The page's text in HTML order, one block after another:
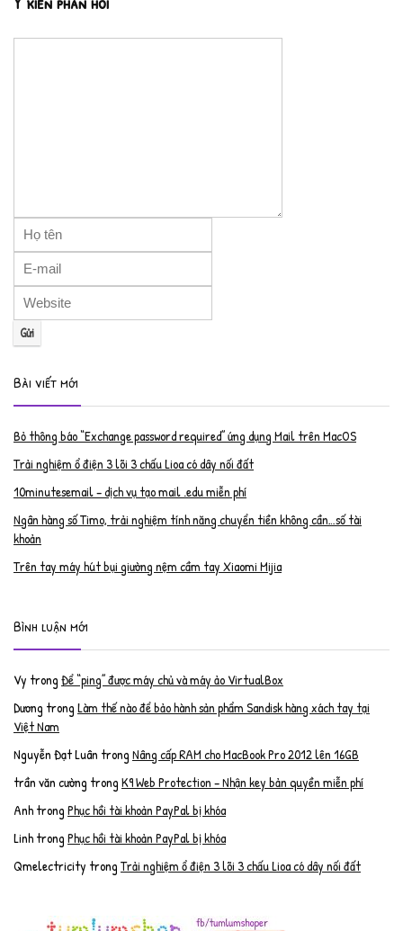
Bài viết mới
Bỏ thông báo “Exchange password required” ứng dụng Mail trên MacOS
Trải nghiệm ổ điện 3 lõi 3 chấu Lioa có dây nối đất
10minutesemail – dịch vụ tạo mail .edu miễn phí
Ngân hàng số Timo, trải nghiệm tính năng chuyển tiền không cần…số tài
khoản
Trên tay máy hút bụi giường nệm cầm tay Xiaomi Mijia
Bình luận mới
Vy trongĐể “ping” được máy chủ và máy ảo VirtualBox
Dương trongLàm thế nào để bảo hành sản phẩm Sandisk hàng xách tay tại
Việt Nam
Nguyễn Đạt Luân trongNâng cấp RAM cho MacBook Pro 2012 lên 16GB
trần văn cường trongK9 Web Protection – Nhận key bản quyền miễn phí
AnhtrongPhục hồi tài khoản PayPal bị khóa
LinhtrongPhục hồi tài khoản PayPal bị khóa
Qmelectricity trongTrải nghiệm ổ điện 3 lõi 3 chấu Lioa có dây nối đất